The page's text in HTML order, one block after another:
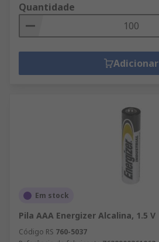
Quantidade
Adicionar
Em stock
Pila AAA Energizer Alcalina, 1.5 V
Código RS 760-5037